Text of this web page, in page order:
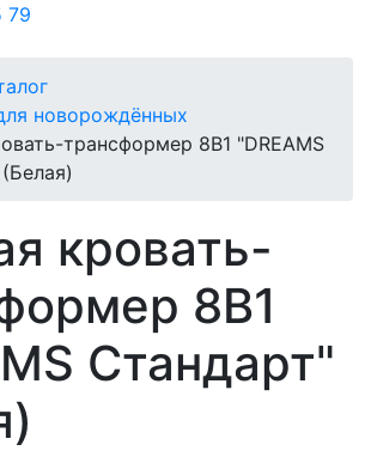
79
новорождённых
трансформер 8В1 "DREAMS
кровать-
8В1
Стандарт"